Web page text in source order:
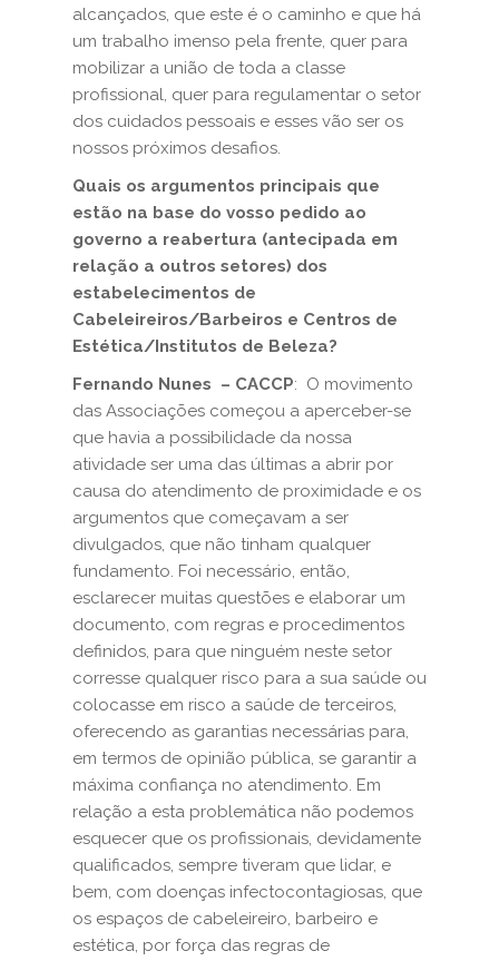
alcançados, que este é o caminho e que há
um trabalho imenso pela frente, quer para
mobilizar a união de toda a classe
profissional, quer para regulamentar o setor
dos cuidados pessoais e esses vão ser os
nossos próximos desafios.
Quais os argumentos principais que
estão na base do vosso pedido ao
governo a reabertura (antecipada em
relação a outros setores) dos
estabelecimentos de
Cabeleireiros/Barbeiros e Centros de
Estética/Institutos de Beleza?
Fernando Nunes – CACCP: O movimento
das Associações começou a aperceber-se
que havia a possibilidade da nossa
atividade ser uma das últimas a abrir por
causa do atendimento de proximidade e os
argumentos que começavam a ser
divulgados, que não tinham qualquer
fundamento. Foi necessário, então,
esclarecer muitas questões e elaborar um
documento, com regras e procedimentos
definidos, para que ninguém neste setor
corresse qualquer risco para a sua saúde ou
colocasse em risco a saúde de terceiros,
oferecendo as garantias necessárias para,
em termos de opinião pública, se garantir a
máxima confiança no atendimento. Em
relação a esta problemática não podemos
esquecer que os profissionais, devidamente
qualificados, sempre tiveram que lidar, e
bem, com doenças infectocontagiosas, que
os espaços de cabeleireiro, barbeiro e
estética, por força das regras de